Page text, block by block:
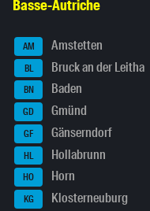
Basse-Autriche
AM Amstetten
BL Bruck an der Leitha
BN Baden
GD Gmünd
GF Gänserndorf
HL Hollabrunn
HO Horn
KG Klosterneuburg